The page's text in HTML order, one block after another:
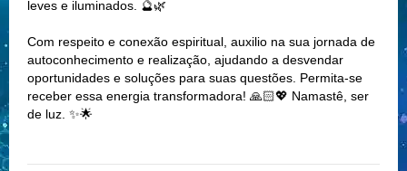
leves e iluminados. 🔮🌿
Com respeito e conexão espiritual, auxilio na sua jornada de
autoconhecimento e realização, ajudando a desvendar
oportunidades e soluções para suas questões. Permita-se
receber essa energia transformadora! 🙏🏻💖 Namastê, ser
de luz. ✨🌟